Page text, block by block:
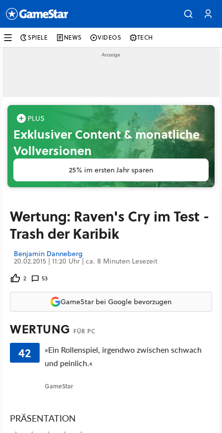
SPIELE NEWS VIDEOS TECH
Exklusiver Content & monatliche
Vollversionen
25% im ersten Jahr sparen
Wertung: Raven's Cry im Test -
Trash der Karibik
Benjamin Danneberg
20.02.2015 | 11:20 Uhr | ca. 8 Minuten Lesezeit
2 53
GameStar bei Google bevorzugen
WERTUNG FÜR PC
42
»Ein Rollenspiel, irgendwo zwischen schwach
und peinlich.«
GameStar
PRÄSENTATION